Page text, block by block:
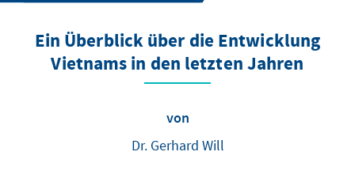
Ein Überblick über die Entwicklung
Vietnams in den letzten Jahren
von
Dr. Gerhard Will